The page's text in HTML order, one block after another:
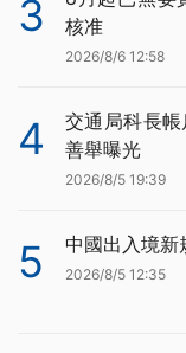
3
核准
2026/8/6 12:58
4
交通局科長
善舉曝光
2026/8/5 19:39
5 中國出入境新
2026/8/5 12:35